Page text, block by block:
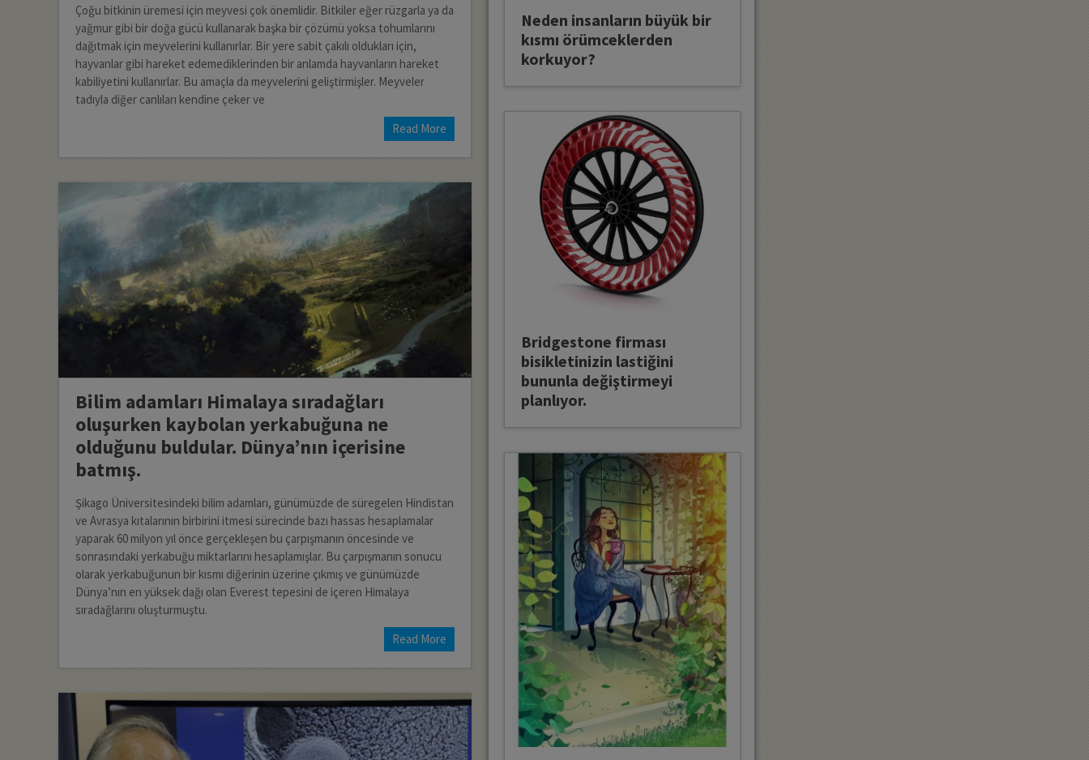
Çoğu bitkinin üremesi için meyvesi çok önemlidir. Bitkiler eğer rüzgarla ya da
yağmur gibi bir doğa gücü kullanarak başka bir çözümü yoksa tohumlarını
dağıtmak için meyvelerini kullanırlar. Bir yere sabit çakılı oldukları için,
hayvanlar gibi hareket edemediklerinden bir anlamda hayvanların hareket
kabiliyetini kullanırlar. Bu amaçla da meyvelerini geliştirmişler. Meyveler
tadıyla diğer canlıları kendine çeker ve
Read More
Bilim adamları Himalaya sıradağları
oluşurken kaybolan yerkabuğuna ne
olduğunu buldular. Dünya’nın içerisine
batmış.
Şikago Üniversitesindeki bilim adamları, günümüzde de süregelen Hindistan
ve Avrasya kıtalarının birbirini itmesi sürecinde bazı hassas hesaplamalar
yaparak 60 milyon yıl önce gerçekleşen bu çarpışmanın öncesinde ve
sonrasındaki yerkabuğu miktarlarını hesaplamışlar. Bu çarpışmanın sonucu
olarak yerkabuğunun bir kısmı diğerinin üzerine çıkmış ve günümüzde
Dünya’nın en yüksek dağı olan Everest tepesini de içeren Himalaya
sıradağlarını oluşturmuştu.
Read More
Neden insanların büyük bir
kısmı örümceklerden
korkuyor?
Bridgestone firması
bisikletinizin lastiğini
bununla değiştirmeyi
planlıyor.